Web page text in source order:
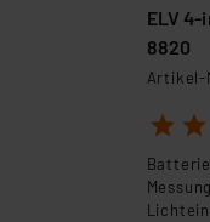
ELV
8820
Artikel-
1 2